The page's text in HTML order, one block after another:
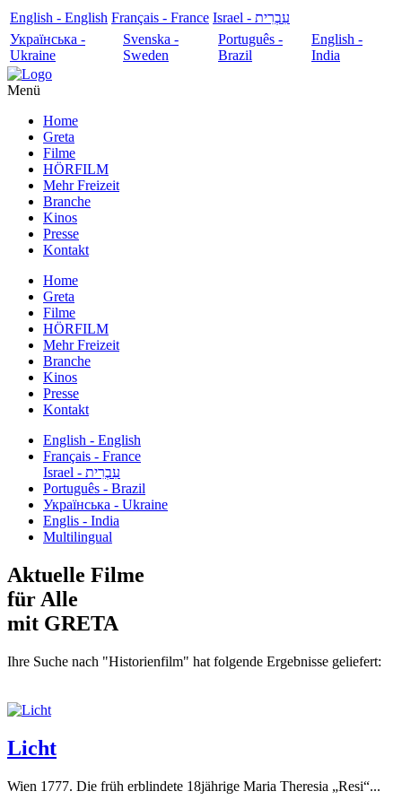
English - English Français - France
עִבְרִית - Israel
Українська -
Ukraine
Svenska -
Sweden
Português -
Brazil
English -
India
Menü
Home
Greta
Filme
HÖRFILM
Mehr Freizeit
Branche
Kinos
Presse
Kontakt
Home
Greta
Filme
HÖRFILM
Mehr Freizeit
Branche
Kinos
Presse
Kontakt
English - English
Français - France
עִבְרִית - Israel
Português - Brazil
Українська - Ukraine
Englis - India
Multilingual
Aktuelle Filme
für Alle
mit GRETA
Ihre Suche nach "Historienfilm" hat folgende Ergebnisse geliefert:
Licht
Wien 1777. Die früh erblindete 18jährige Maria Theresia „Resi“...